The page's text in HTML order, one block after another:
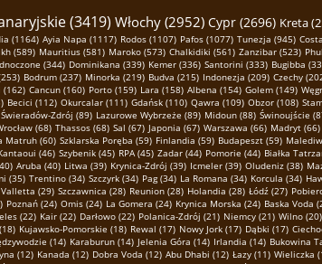
(3419) Włochy (2952) Cypr (2696) Kreta
(1164) Ayia Napa (1117) Rodos (1107) Pafos (1077) Tunezja (945)
(589) Mauritius (581) Maroko (573) Chalkidiki (561) Zanzibar (523)
(344) Dominikana (339) Kemer (336) Santorini (333) Bugibba
Bodrum (237) Minorka (219) Budva (215) Indonezja (209) Czechy
(162) Cancun (160) Porto (159) Lara (158) Albena (154) Golem (149)
Becici (112) Okurcalar (111) Gdańsk (110) Qawra (109) Obzor (108)
Świeradów-Zdrój (89) Lazurowe Wybrzeże (89) Midoun (88) Świnoujście
(68) Thassos (68) Sal (67) Japonia (67) Warszawa (66) Madryt (66)
Matruh (60) Szklarska Poręba (59) Finlandia (59) Budapeszt (59)
(46) Szybenik (45) RPA (45) Zadar (44) Pomorie (44) Białka
Aruba (40) Litwa (39) Krynica-Zdrój (39) Icmeler (39) Oludeniz (38)
(35) Trentino (34) Szczyrk (34) Pag (34) La Romana (34) Korcula (34)
Valletta (29) Szczawnica (28) Reunion (28) Holandia (28) Łódź (27)
Poznań (24) Omis (24) La Gomera (24) Krynica Morska (24) Baska Voda
(22) Kair (22) Darłowo (22) Polanica-Zdrój (21) Niemcy (21) Wilno (20)
Kujawsko-Pomorskie (18) Rewal (17) Nowy Jork (17) Dąbki (17)
(14) Karaburun (14) Jelenia Góra (14) Irlandia (14) Bukowina
(12) Kanada (12) Dobra Voda (12) Abu Dhabi (12) Łazy (11) Wieliczka